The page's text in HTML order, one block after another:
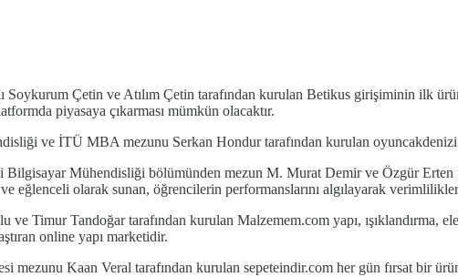
Çetin ve Atılım Çetin tarafından kurulan Betikus girişiminin ilk
piyasaya çıkarması mümkün olacaktır.
ve İTÜ MBA mezunu Serkan Hondur tarafından kurulan
Mühendisliği bölümünden mezun M. Murat Demir ve Özgür Erten
eğlenceli olarak sunan, öğrencilerin performanslarını algılayarak
ve Timur Tandoğar tarafından kurulan Malzemem.com yapı,
online yapı marketidir.
mezunu Kaan Veral tarafından kurulan sepeteindir.com her gün fırsat bir